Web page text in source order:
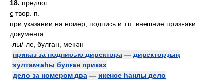
18. предлог
с твор. п.
при указании на номер, подпись и т.п.
внешние признаки
документа
-лы/-ле, булған, менән
приказ за подписью директора — директорҙың
ҡултамғаһы булған приказ
дело за номером два — икенсе һанлы дело